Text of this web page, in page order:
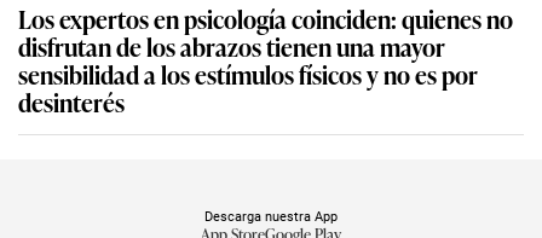
Los expertos en psicología coinciden: quienes no
disfrutan de los abrazos tienen una mayor
sensibilidad a los estímulos físicos y no es por
desinterés
Descarga nuestra App